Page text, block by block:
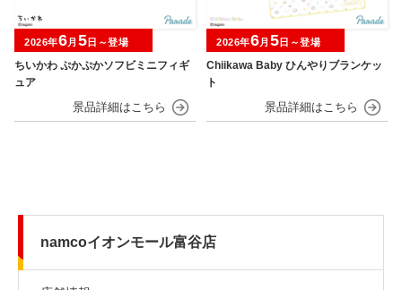
ちいかわ ぷかぷかソフビミニフィギ
ュア
2026年6月 5 日～登場
Chiikawa Baby ひんやりブランケッ
ト
2026年6月 5 日～登場
namcoイオンモール富谷店